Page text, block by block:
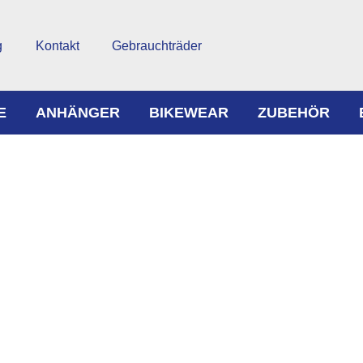
Kontakt Gebrauchträder
ANHÄNGER BIKEWEAR ZUBEHÖR